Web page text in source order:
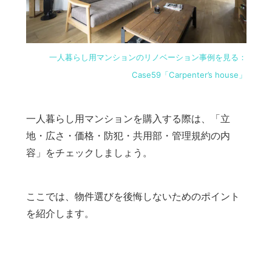
一人暮らし用マンションのリノベーション事例を見る：
Case59「Carpenter’s house」
一人暮らし用マンションを購入する際は、「立
地・広さ・価格・防犯・共用部・管理規約の内
容」をチェックしましょう。
ここでは、物件選びを後悔しないためのポイント
を紹介します。